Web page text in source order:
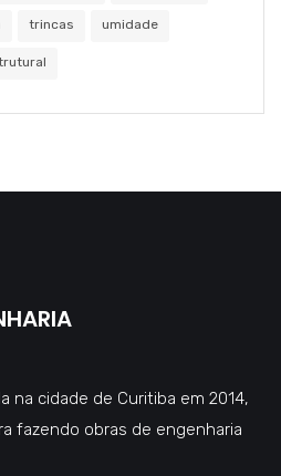
trincas umidade
na cidade de Curitiba em 2014,
fazendo obras de engenharia